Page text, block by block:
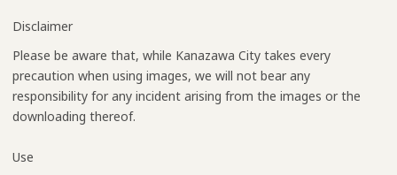
Disclaimer
Please be aware that, while Kanazawa City takes every
precaution when using images, we will not bear any
responsibility for any incident arising from the images or the
downloading thereof.
Use